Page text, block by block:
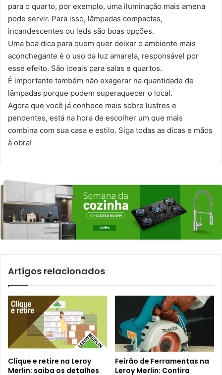
para o quarto, por exemplo, uma iluminação mais amena
pode servir. Para isso, lâmpadas compactas,
incandescentes ou leds são boas opções.
Uma boa dica para quem quer deixar o ambiente mais
aconchegante é o uso da luz amarela, responsável por
esse efeito. São ideais para salas e quartos.
É importante também não exagerar na quantidade de
lâmpadas porque podem superaquecer o local.
Agora que você já conhece mais sobre lustres e
pendentes, está na hora de escolher um que mais
combina com sua casa e estilo. Siga todas as dicas e mãos
à obra!
Artigos relacionados
Clique e retire na Leroy
Merlin: saiba os detalhes
Feirão de Ferramentas na
Leroy Merlin: Confira